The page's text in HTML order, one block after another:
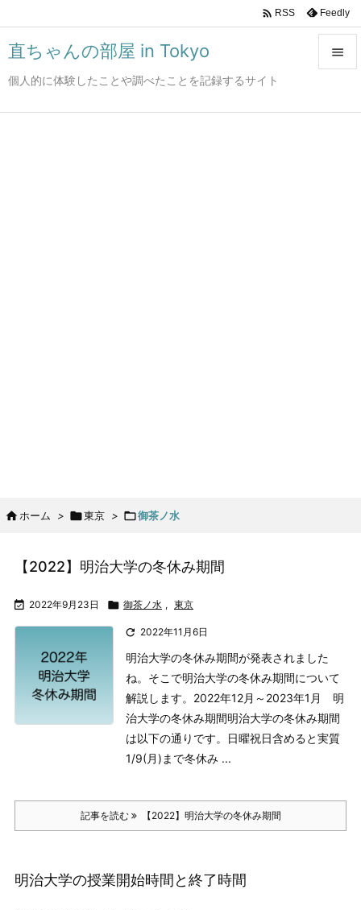
直ちゃんの部屋 in Tokyo
個人的に体験したことや調べたことを記録するサイト

 RSS Feedly
 ホーム > 東京 > 御茶ノ水
【2022】明治大学の冬休み期間
 2022年9月23日  御茶ノ水 , 東京
 2022年11月6日
明治大学の冬休み期間が発表されました
ね。そこで明治大学の冬休み期間について
解説します。 2022年12月～2023年1月 明
治大学の冬休み期間明治大学の冬休み期間
は以下の通りです。日曜祝日含めると実質
1/9(月)まで冬休み ...
記事を読む 【2022】明治大学の冬休み期間
明治大学の授業開始時間と終了時間